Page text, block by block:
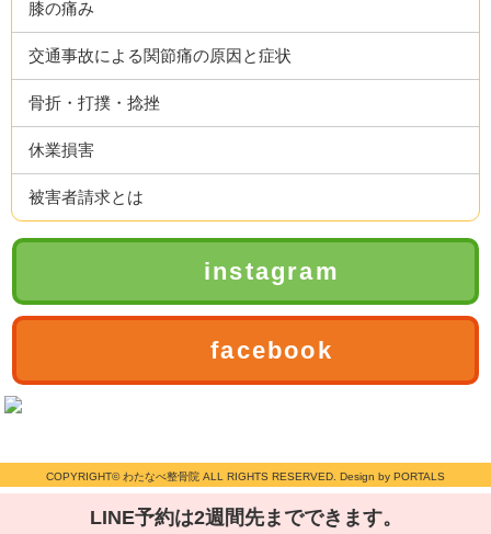
LINE予約は2週間先までできます。
膝の痛み
交通事故による関節痛の原因と症状
骨折・打撲・捻挫
休業損害
被害者請求とは
instagram
facebook
COPYRIGHT© わたなべ整骨院 ALL RIGHTS RESERVED. Design by PORTALS